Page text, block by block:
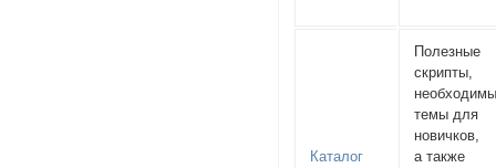
Каталог
Полезные
скрипты,
темы для
новичков,
а также